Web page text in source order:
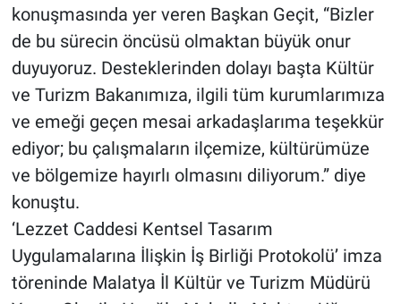
konuşmasında yer veren Başkan Geçit, “Bizler
de bu sürecin öncüsü olmaktan büyük onur
duyuyoruz. Desteklerinden dolayı başta Kültür
ve Turizm Bakanımıza, ilgili tüm kurumlarımıza
ve emeği geçen mesai arkadaşlarıma teşekkür
ediyor; bu çalışmaların ilçemize, kültürümüze
ve bölgemize hayırlı olmasını diliyorum.” diye
konuştu.
‘Lezzet Caddesi Kentsel Tasarım
Uygulamalarına İlişkin İş Birliği Protokolü’ imza
töreninde Malatya İl Kültür ve Turizm Müdürü